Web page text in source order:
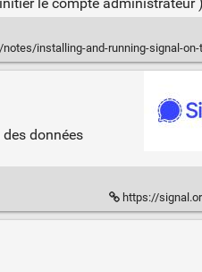
le compte administrateur )
installing-and-running-signal-
données
https://